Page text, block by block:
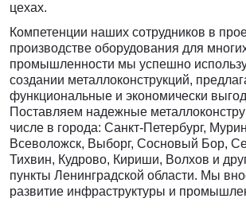
цехах.
Компетенции наших сотрудников в
производстве оборудования для
промышленности мы успешно
создании металлоконструкций,
функциональные и экономически
Поставляем надежные
числе в города: Санкт-Петербург,
Всеволожск, Выборг, Сосновый Бор,
Тихвин, Кудрово, Кириши, Волхов и
пункты Ленинградской области. Мы
развитие инфраструктуры и